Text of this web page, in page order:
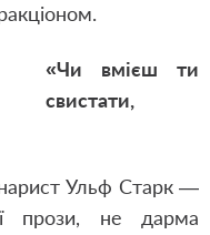
«Чи вмієш ти
свистати,
Ульф Старк —
прози, не дарма